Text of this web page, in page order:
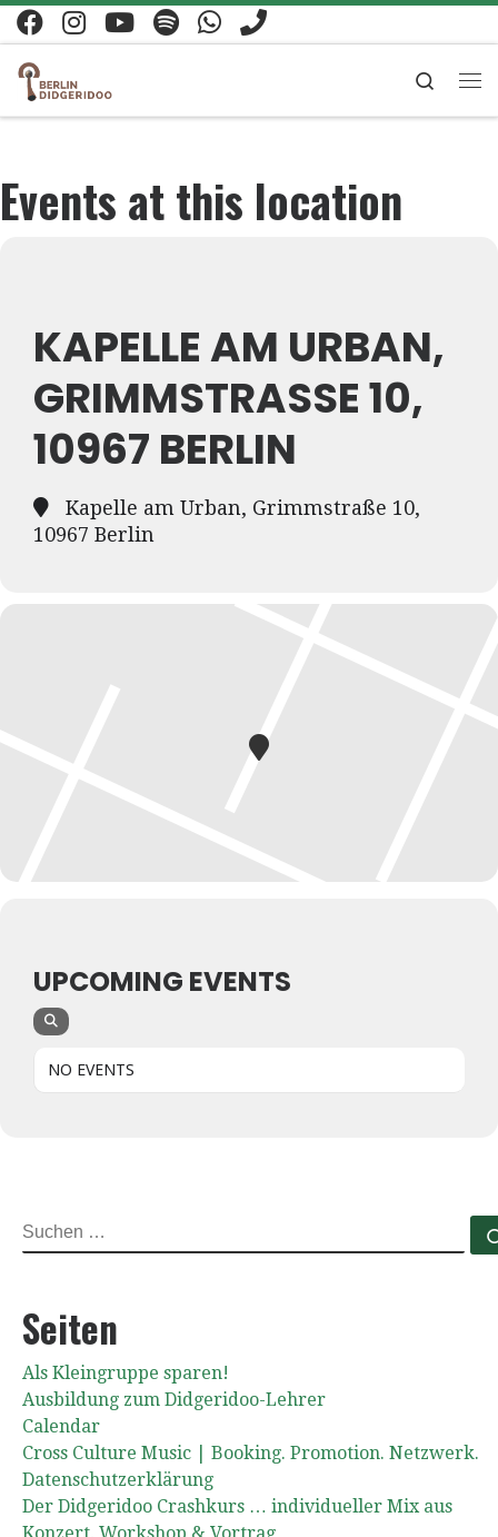
Zum Inhalt springen
Search
Events at this location
KAPELLE AM URBAN,
GRIMMSTRASSE 10, 1
0967 BERLIN
Kapelle am Urban, Grimmstraße 10,
10967 Berlin
UPCOMING EVENTS
NO EVENTS
SUCHE
Seiten
Als Kleingruppe sparen!
Ausbildung zum Didgeridoo-Lehrer
Calendar
Cross Culture Music | Booking. Promotion. Netzwerk.
Datenschutzerklärung
Der Didgeridoo Crashkurs … individueller Mix aus
Konzert, Workshop & Vortrag